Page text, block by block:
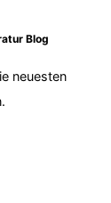
Blog
neuesten